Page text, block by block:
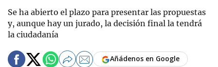
Se ha abierto el plazo para presentar las propuestas
y, aunque hay un jurado, la decisión final la tendrá
la ciudadanía
Añádenos en Google